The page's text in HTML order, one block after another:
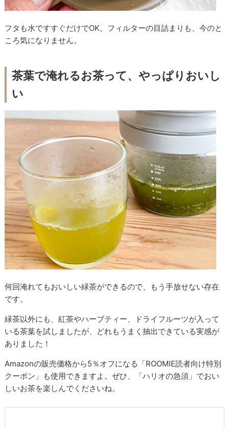
フタも水ですすぐだけでOK。フィルターの目詰まりも、今のと
ころ気になりません。
茶葉で淹れるお茶って、やっぱりおいし
い
何回淹れてもおいしい緑茶ができるので、もう手放せない存在
です。
緑茶以外にも、紅茶やハーブティー、ドライフルーツが入って
いる茶葉を試しましたが、どれもうまく抽出できている実感が
ありました！
Amazonの販売価格から5％オフになる「ROOMIE読者向け特別
クーポン」も使用できますよ。ぜひ、「ハリオの急須」でおい
しいお茶を楽しんでくださいね。